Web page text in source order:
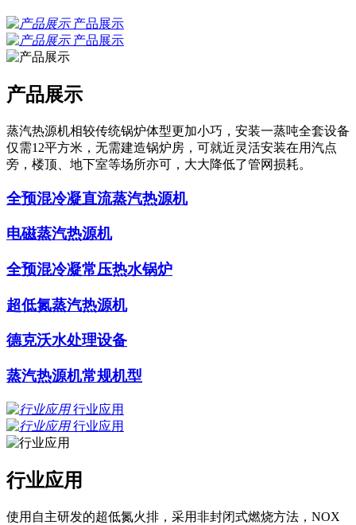
产品展示
产品展示
产品展示
蒸汽热源机相较传统锅炉体型更加小巧，安装一蒸吨全套设备
仅需12平方米，无需建造锅炉房，可就近灵活安装在用汽点
旁，楼顶、地下室等场所亦可，大大降低了管网损耗。
全预混冷凝直流蒸汽热源机
电磁蒸汽热源机
全预混冷凝常压热水锅炉
超低氮蒸汽热源机
德克沃水处理设备
蒸汽热源机常规机型
行业应用
行业应用
行业应用
使用自主研发的超低氮火排，采用非封闭式燃烧方法，NOX